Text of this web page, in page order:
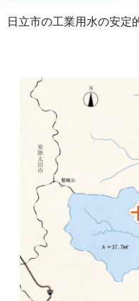
日立市の工業用水の安定